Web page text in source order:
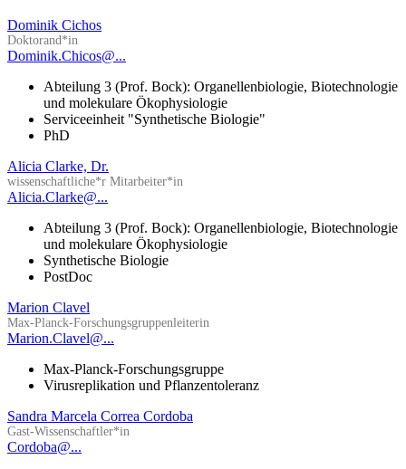
Dominik Cichos
Doktorand*in
Dominik.Chicos@...
Abteilung 3 (Prof. Bock): Organellenbiologie, Biotechnologie
und molekulare Ökophysiologie
Serviceeinheit "Synthetische Biologie"
PhD
Alicia Clarke, Dr.
wissenschaftliche*r Mitarbeiter*in
Alicia.Clarke@...
Abteilung 3 (Prof. Bock): Organellenbiologie, Biotechnologie
und molekulare Ökophysiologie
Synthetische Biologie
PostDoc
Marion Clavel
Max-Planck-Forschungsgruppenleiterin
Marion.Clavel@...
Max-Planck-Forschungsgruppe
Virusreplikation und Pflanzentoleranz
Sandra Marcela Correa Cordoba
Gast-Wissenschaftler*in
Cordoba@...